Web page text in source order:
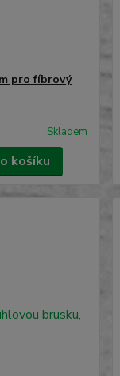
pro fíbrový
Skladem
košíku